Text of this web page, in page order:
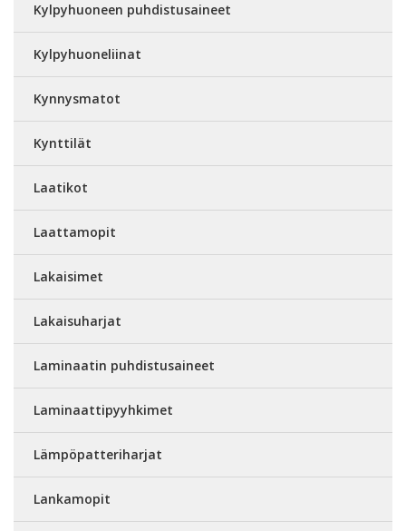
Kylpyhuoneen puhdistusaineet
Kylpyhuoneliinat
Kynnysmatot
Kynttilät
Laatikot
Laattamopit
Lakaisimet
Lakaisuharjat
Laminaatin puhdistusaineet
Laminaattipyyhkimet
Lämpöpatteriharjat
Lankamopit